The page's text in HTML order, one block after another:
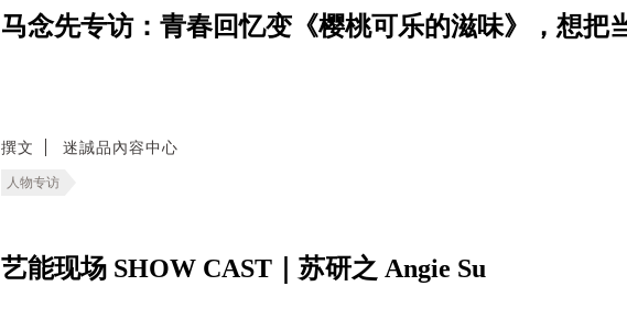
马念先专访：青春回忆变《樱桃可乐的滋味》，想把
撰文 迷誠品內容中心
人物专访
艺能现场 SHOW CAST｜苏研之 Angie Su